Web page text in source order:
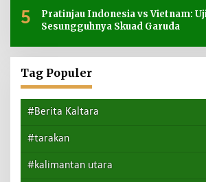
5
Pratinjau Indonesia vs Vietnam:
Sesungguhnya Skuad Garuda
Tag Populer
#Berita Kaltara
#tarakan
#kalimantan utara